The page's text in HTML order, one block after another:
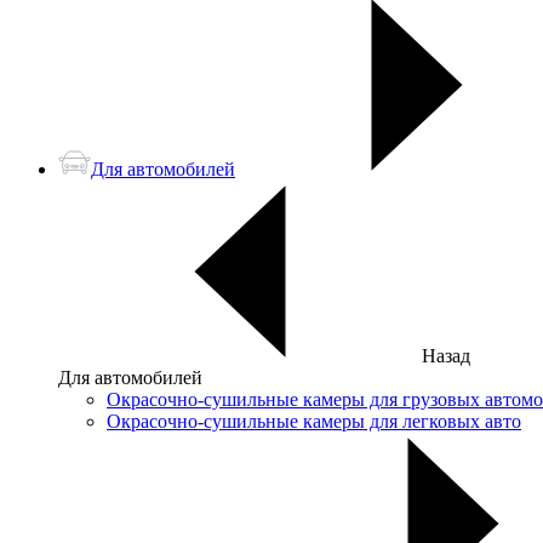
Для автомобилей
Назад
Для автомобилей
Окрасочно-сушильные камеры для грузовых
Окрасочно-сушильные камеры для легковых авто